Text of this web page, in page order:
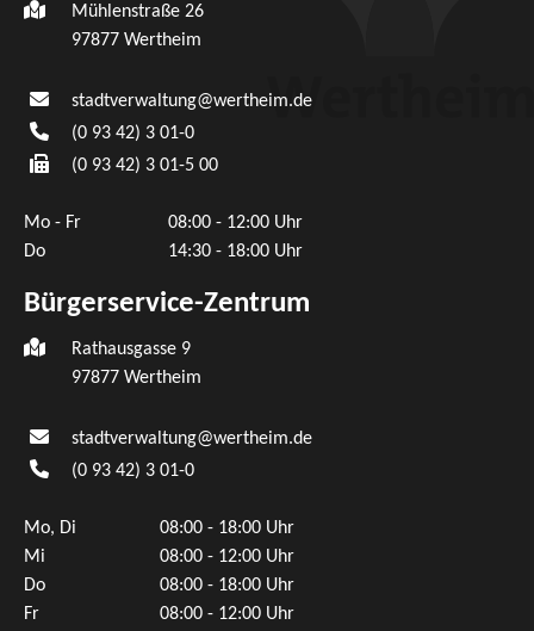
Mühlenstraße 26
97877 Wertheim
stadtverwaltung@wertheim.de
(0 93 42) 3 01-0
(0 93 42) 3 01-5 00
Mo - Fr
08:00 - 12:00 Uhr
Do
14:30 - 18:00 Uhr
Bürgerservice-Zentrum
Rathausgasse 9
97877 Wertheim
stadtverwaltung@wertheim.de
(0 93 42) 3 01-0
Mo, Di
08:00 - 18:00 Uhr
Mi
08:00 - 12:00 Uhr
Do
08:00 - 18:00 Uhr
Fr
08:00 - 12:00 Uhr